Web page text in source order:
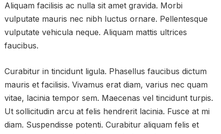
Aliquam facilisis ac nulla sit amet gravida. Morbi
vulputate mauris nec nibh luctus ornare. Pellentesque
vulputate vehicula neque. Aliquam mattis ultrices
faucibus.
Curabitur in tincidunt ligula. Phasellus faucibus dictum
mauris et facilisis. Vivamus erat diam, varius nec quam
vitae, lacinia tempor sem. Maecenas vel tincidunt turpis.
Ut sollicitudin arcu at felis hendrerit lacinia. Fusce at mi
diam. Suspendisse potenti. Curabitur aliquam felis et